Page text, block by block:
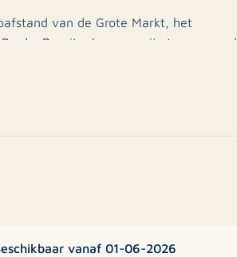
van de Grote Markt, het
De uitvalswegen zijn tevens goed
informatie kunt u terecht bij de
slaapkamers, een wintertuin/inpandig
vanaf 01-06-2026